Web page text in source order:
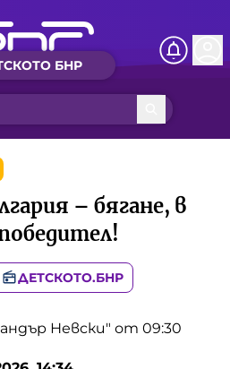
БНР
език
– бягане, в
ДЕТСКОТО.БНР
Невски" от 09:30